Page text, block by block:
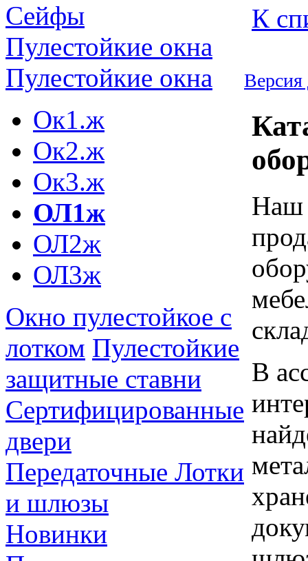
Сейфы
Пулестойкие окна
Пулестойкие окна
Ок1.ж
Ок2.ж
Ок3.ж
ОЛ1ж
ОЛ2ж
ОЛ3ж
Окно пулестойкое с
лотком Пулестойкие
защитные ставни
Сертифицированные
двери
Передаточные Лотки
и шлюзы
Новинки
К
Версия
Наш
В